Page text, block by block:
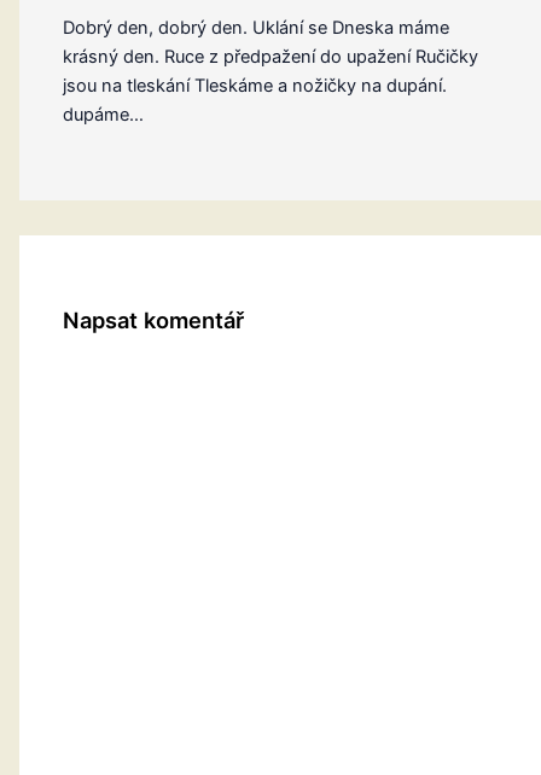
Dobrý den, dobrý den. Uklání se Dneska máme
krásný den. Ruce z předpažení do upažení Ručičky
jsou na tleskání Tleskáme a nožičky na dupání.
dupáme…
Napsat komentář